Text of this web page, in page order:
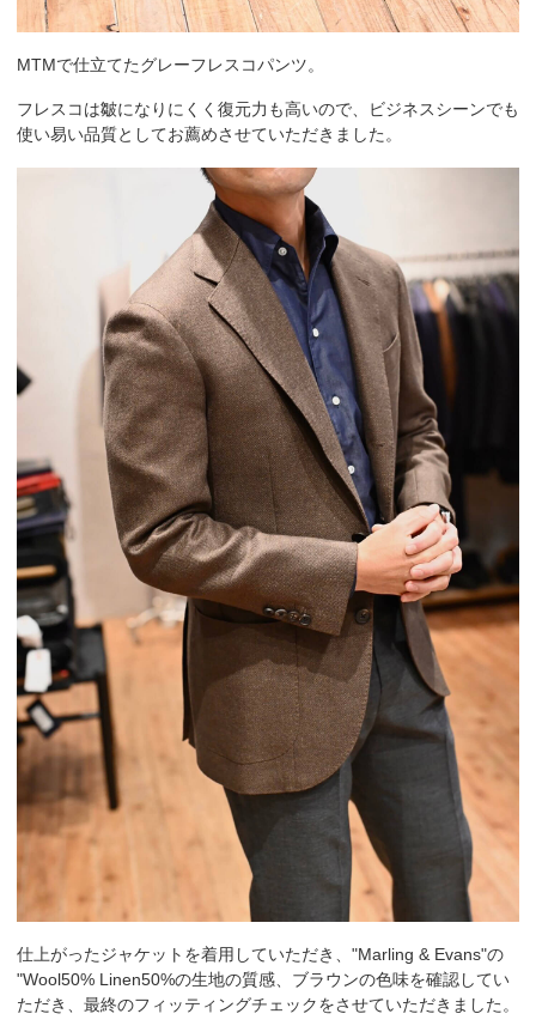
MTMで仕立てたグレーフレスコパンツ。
フレスコは皺になりにくく復元力も高いので、ビジネスシーンでも
使い易い品質としてお薦めさせていただきました。
仕上がったジャケットを着用していただき、"Marling & Evans"の
"Wool50% Linen50%の生地の質感、ブラウンの色味を確認してい
ただき、最終のフィッティングチェックをさせていただきました。